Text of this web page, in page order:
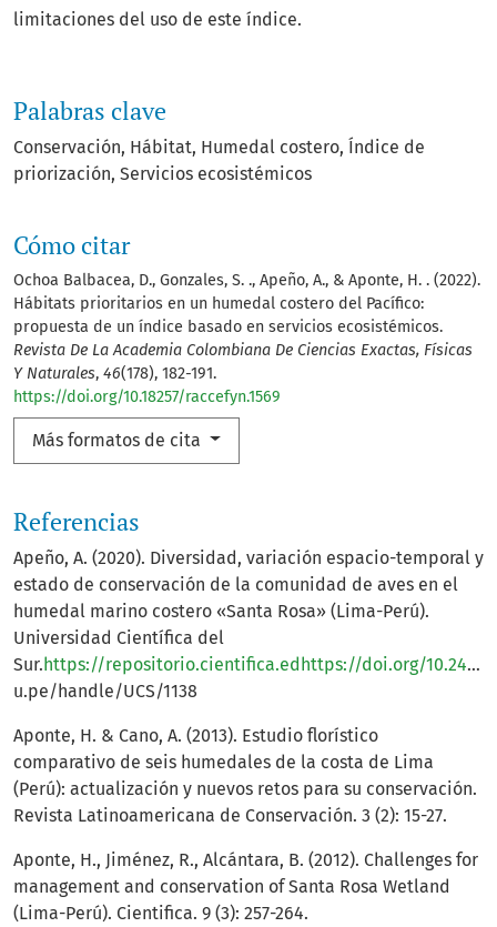
Palabras clave
Conservación Hábitat Humedal costero Índice de
priorización Servicios ecosistémicos
Cómo citar
Ochoa Balbacea, D., Gonzales, S. ., Apeño, A., & Aponte, H. . (2022).
Hábitats prioritarios en un humedal costero del Pacífico:
propuesta de un índice basado en servicios ecosistémicos.
Revista De La Academia Colombiana De Ciencias Exactas, Físicas
Y Naturales, 46(178), 182-191.
https://doi.org/10.18257/raccefyn.1569
Más formatos de cita
limitaciones del uso de este índice.
Referencias
Apeño, A. (2020). Diversidad, variación espacio-temporal y
estado de conservación de la comunidad de aves en el
humedal marino costero «Santa Rosa» (Lima-Perú).
Universidad Científica del
Sur.https://repositorio.cientifica.edhttps://doi.org/10.24039/rtb200861527
u.pe/handle/UCS/1138
Aponte, H. & Cano, A. (2013). Estudio florístico
comparativo de seis humedales de la costa de Lima
(Perú): actualización y nuevos retos para su conservación.
Revista Latinoamericana de Conservación. 3 (2): 15-27.
Aponte, H., Jiménez, R., Alcántara, B. (2012). Challenges for
management and conservation of Santa Rosa Wetland
(Lima-Perú). Cientifica. 9 (3): 257-264.